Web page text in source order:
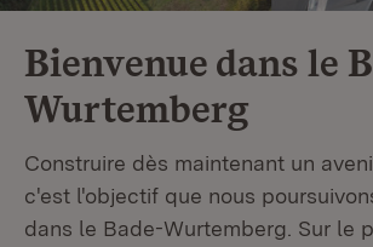
Bienvenue dans le
Wurtemberg
Construire dès maintenant un
c'est l'objectif que nous
dans le Bade-Wurtemberg. Sur le